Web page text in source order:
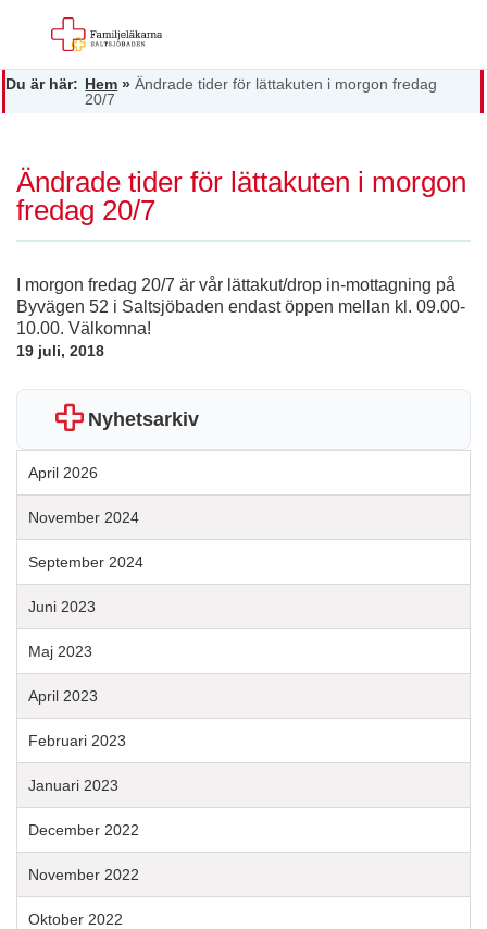
Du är här: Hem »Ändrade tider för lättakuten i morgon fredag
20/7
Ändrade tider för lättakuten i morgon
fredag 20/7
I morgon fredag 20/7 är vår lättakut/drop in-mottagning på
Byvägen 52 i Saltsjöbaden endast öppen mellan kl. 09.00-
10.00. Välkomna!
19 juli, 2018
Nyhetsarkiv
April 2026
November 2024
September 2024
Juni 2023
Maj 2023
April 2023
Februari 2023
Januari 2023
December 2022
November 2022
Oktober 2022